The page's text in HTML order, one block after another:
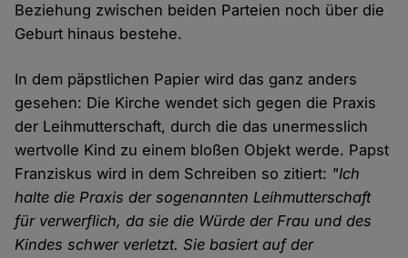
Beziehung zwischen beiden Parteien noch über die
Geburt hinaus bestehe.
In dem päpstlichen Papier wird das ganz anders
gesehen: Die Kirche wendet sich gegen die Praxis
der Leihmutterschaft, durch die das unermesslich
wertvolle Kind zu einem bloßen Objekt werde. Papst
Franziskus wird in dem Schreiben so zitiert: "Ich
halte die Praxis der sogenannten Leihmutterschaft
für verwerflich, da sie die Würde der Frau und des
Kindes schwer verletzt. Sie basiert auf der